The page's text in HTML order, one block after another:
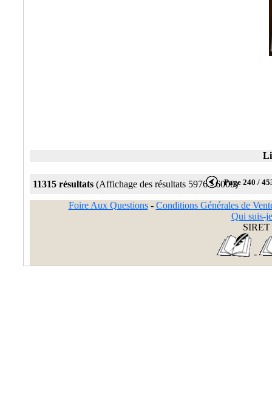
11315 résultats (Affichage des résultats 5976 - 6000)Page 240 /
Foire Aux Questions- Conditions Générales de
Qui suis-
SIRET
-